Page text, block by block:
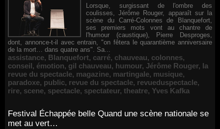
Lorsque, surgissant de l'ombre des
coulisses, Jérôme Rouger, apparaît sur la
scène du Carré-Colonnes de Blanquefort,
ses premiers mots vont au chantre de
l'humour (caustique), Pierre Desproges,
dont, annonce-t-il avec entrain, "on fêtera le quarantième anniversaire
de la mort… dans quatre ans". Sa...
assistance, Blanquefort, carré, chauveau, colonnes,
conseil, émotion, gil chauveau, humour, Jérôme Rouger, la
revue du spectacle, magazine, martingale, musique,
paradoxe, public, revue du spectacle, revueduspectacle,
rire, scene, spectacle, spectateur, theatre, Yves Kafka
Festival Échappée belle Quand une scène nationale se
met au vert…